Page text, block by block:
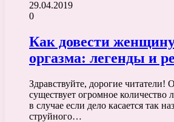
29.04.2019
0
Как довести
оргазма: легенды и
Здравствуйте, дорогие читатели!
существует огромное количество
в случае если дело касается так
струйного…